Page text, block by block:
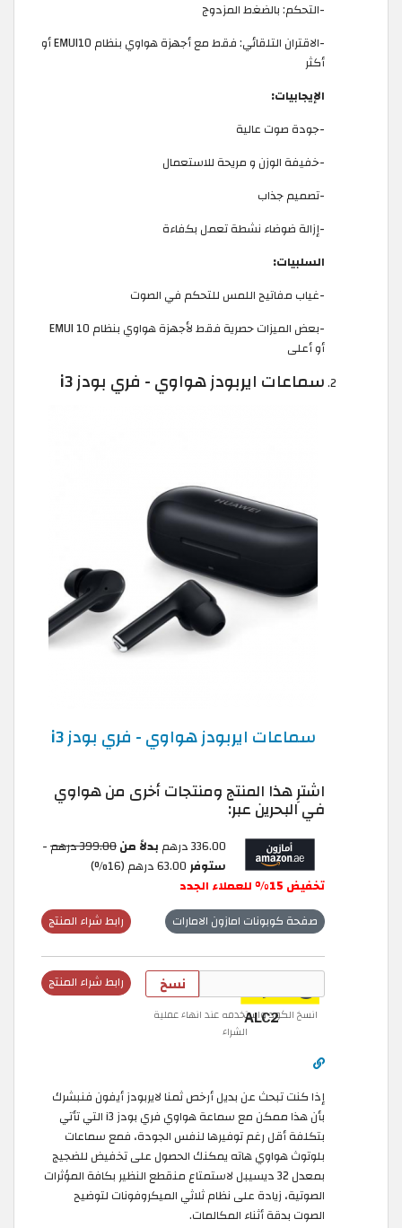
-التحكم: بالضغط المزدوج
-الاقتران التلقائي: فقط مع أجهزة هواوي بنظام EMUI10 أو
أكثر
الإيجابيات:
-جودة صوت عالية
-خفيفة الوزن و مريحة للاستعمال
-تصميم جذاب
-إزالة ضوضاء نشطة تعمل بكفاءة
السلبيات:
-غياب مفاتيح اللمس للتحكم في الصوت
-بعض الميزات حصرية فقط لأجهزة هواوي بنظام EMUI 10
أو أعلى
سماعات ايربودز هواوي - فري بودز i3
سماعات ايربودز هواوي - فري بودز i3
اشترِ هذا المنتج ومنتجات أخرى من هواوي
في البحرين عبر:
336.00 درهم بدلاً من399.00 درهم
-
ستوفر
تخفيض 15% للعملاء الجدد
رابط شراء المنتج صفحة كوبونات امازون الامارات
رابط شراء المنتج نسخ
انسخ الكود واستخدمه عند انهاء عملية
الشراء
إذا كنت تبحث عن بديل أرخص ثمنا لايربودز أيفون فنبشرك
بأن هذا ممكن مع سماعة هواوي فري بودز i3 التي تأتي
بتكلفة أقل رغم توفيرها لنفس الجودة، فمع سماعات
بلوتوث هواوي هاته يمكنك الحصول على تخفيض للضجيج
بمعدل 32 ديسيبل لاستمتاع منقطع النظير بكافة المؤثرات
الصوتية، زيادة على نظام ثلاثي الميكروفونات لتوضيح
الصوت بدقة أثناء المكالمات.